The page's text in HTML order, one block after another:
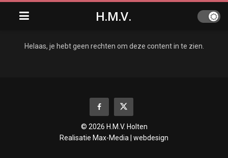
H.M.V.
Helaas, je hebt geen rechten om deze content in te zien.
© 2026 H.M.V. Holten
Realisatie Max-Media | webdesign